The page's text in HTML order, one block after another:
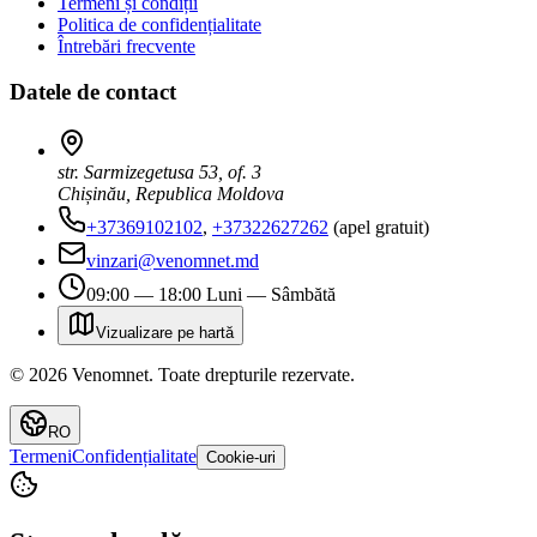
Politica de confidențialitate
Întrebări frecvente
Datele de contact
str. Sarmizegetusa 53, of. 3
Chișinău, Republica Moldova
+37369102102, +37322627262 (apel gratuit)
vinzari@venomnet.md
09:00 — 18:00 Luni — Sâmbătă
Vizualizare pe hartă
© 2026 Venomnet. Toate drepturile rezervate.
RO
TermeniConfidențialitate Cookie-uri